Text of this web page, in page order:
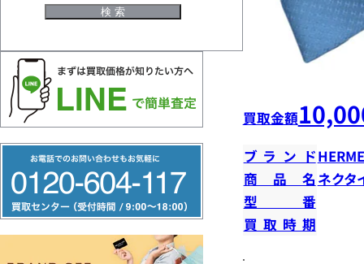
リ
ー
買取金額
ブランド
商品名 ネクタ
型番
買取時期